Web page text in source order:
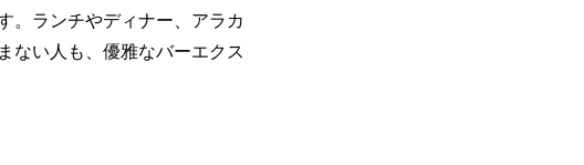
。ランチやディナー、アラカ
ない人も、優雅なバーエクス